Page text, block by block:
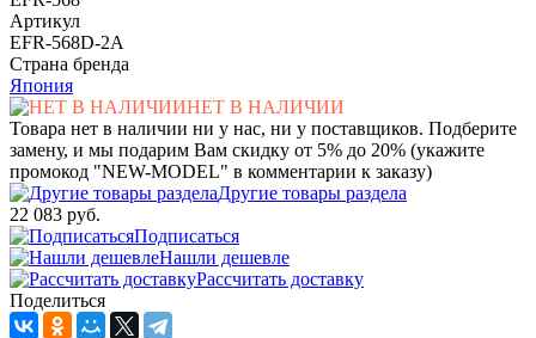
Артикул
EFR-568D-2A
Страна бренда
Япония
НЕТ В НАЛИЧИИ
Товара нет в наличии ни у нас, ни у поставщиков. Подберите
замену, и мы подарим Вам скидку от 5% до 20% (укажите
промокод "NEW-MODEL" в комментарии к заказу)
Другие товары раздела
22 083 руб.
Подписаться
Нашли дешевле
Рассчитать доставку
Поделиться